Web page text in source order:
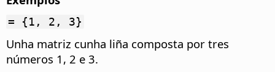
= {1, 2, 3}
Unha matriz cunha liña composta por tres
números 1, 2 e 3.